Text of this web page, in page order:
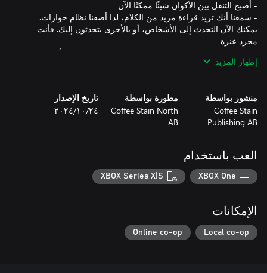
- سمعنا أنك تريد قراءة مزيد من الكلام، لذا أضفنا نظام حوارات.
يمكنك الآن التحدث إلى الأشخاص، أو بالأحرى يتحدثون إليك. فأنت
- إن لم تشترِ هذا المحتوى القابل للتنزيل، فلا يمكن إنقاذ الأكوان
إظهار المزيد
منشور بواسطة
Coffee Stain
Publishing AB
مطورة بواسطة
Coffee Stain North
AB
تاريخ الإصدار
٢٤‏/١٠‏/٢٠٢٤
العب باستخدام
XBOX One
XBOX Series X|S
الإمكانات
Local co-op
Online co-op